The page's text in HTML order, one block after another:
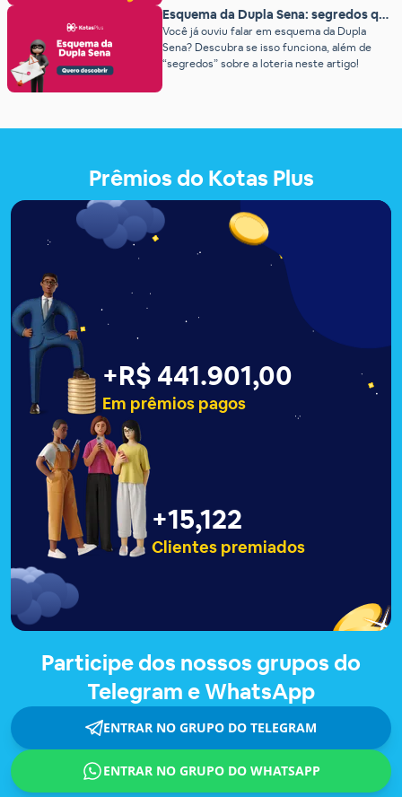
vai descobrir os números que menos saíram
em todos esses anos da Dupla Sena. Além
disso, vamos te dar algumas dicas para jogar.
Se você quer melhorar suas […]
Esquema da Dupla Sena: segredos que
ninguém conta (2026)
Você já ouviu falar em esquema da Dupla
Sena? Descubra se isso funciona, além de
“segredos” sobre a loteria neste artigo!
Prêmios do Kotas Plus
+R$ 441.906,00
Em prêmios pagos
+15,127
Clientes premiados
Participe dos nossos grupos do
Telegram e WhatsApp
ENTRAR NO GRUPO DO TELEGRAM
ENTRAR NO GRUPO DO WHATSAPP